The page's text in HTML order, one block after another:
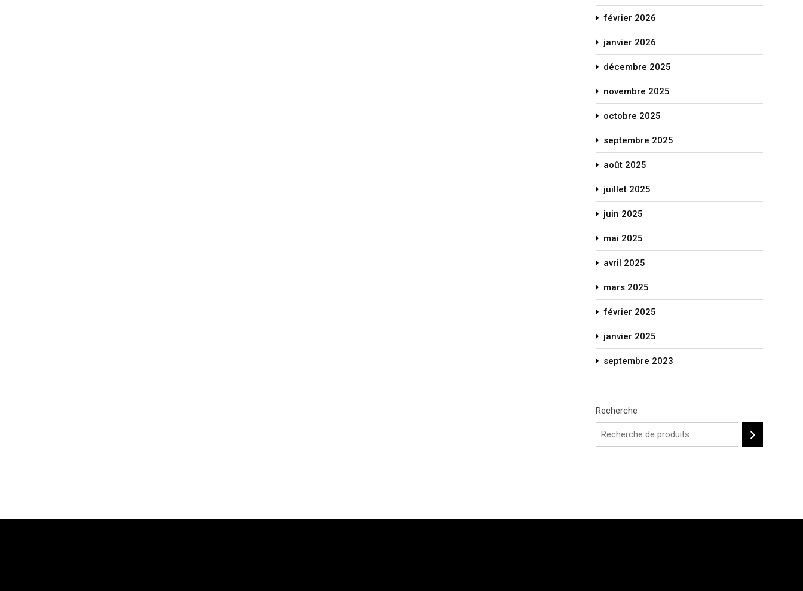
février 2026
janvier 2026
décembre 2025
novembre 2025
octobre 2025
septembre 2025
août 2025
juillet 2025
juin 2025
mai 2025
avril 2025
mars 2025
février 2025
janvier 2025
septembre 2023
Recherche